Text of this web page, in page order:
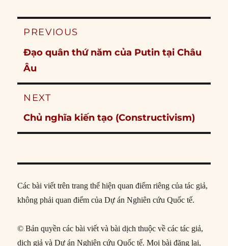
Post
PREVIOUS
Previous
post:
Đạo quân thứ năm của Putin tại Châu
Âu
NEXT
Next
post:
Chủ nghĩa kiến tạo (Constructivism)
Các bài viết trên trang thể hiện quan điểm riêng của tác giả,
không phải quan điểm của Dự án Nghiên cứu Quốc tế.
© Bản quyền các bài viết và bài dịch thuộc về các tác giả,
dịch giả và Dự án Nghiên cứu Quốc tế. Mọi bài đăng lại,